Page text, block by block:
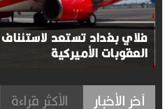
فلاي بغداد تستعد لاستئناف
العقوبات الأميركية
آخر الأخبار الأكثر قراءة